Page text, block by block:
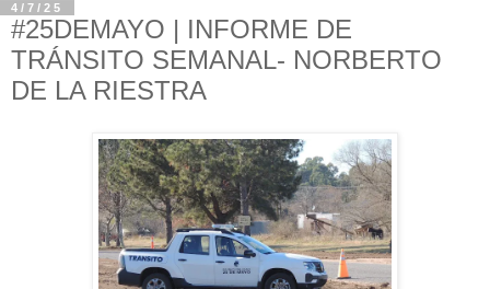
4/7/25
#25DEMAYO | INFORME DE
TRÁNSITO SEMANAL- NORBERTO
DE LA RIESTRA